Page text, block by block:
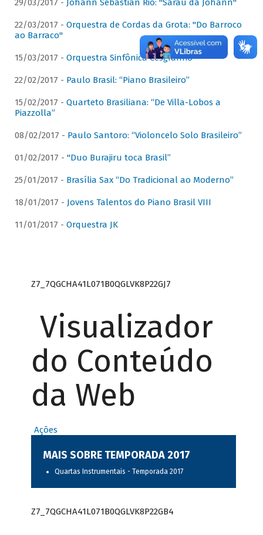
29/03/2017 - Johann Sebastian Rio: "Sarau da Johann"
22/03/2017 - Orquestra de Cordas da Grota: "Do Barroco
ao Barraco"
15/03/2017 - Orquestra Sinfônica Cesgranrio
22/02/2017 - Paulo Brasil: “Piano Brasileiro”
15/02/2017 - Quarteto Brasiliana: “De Villa-Lobos a
Piazzolla”
08/02/2017 - Paulo Santoro: “Violoncelo Solo Brasileiro”
01/02/2017 - "Duo Burajiru toca Brasil”
25/01/2017 - Brasília Sax “Do Tradicional ao Moderno”
18/01/2017 - Jovens Talentos do Piano Brasil VIII
11/01/2017 - Orquestra JK
Z7_7QGCHA41L071B0QGLVK8P22GJ7
Visualizador
do Conteúdo
da Web
Ações
MAIS SOBRE TEMPORADA 2017
Quartas Instrumentais - Temporada 2017
Z7_7QGCHA41L071B0QGLVK8P22GB4